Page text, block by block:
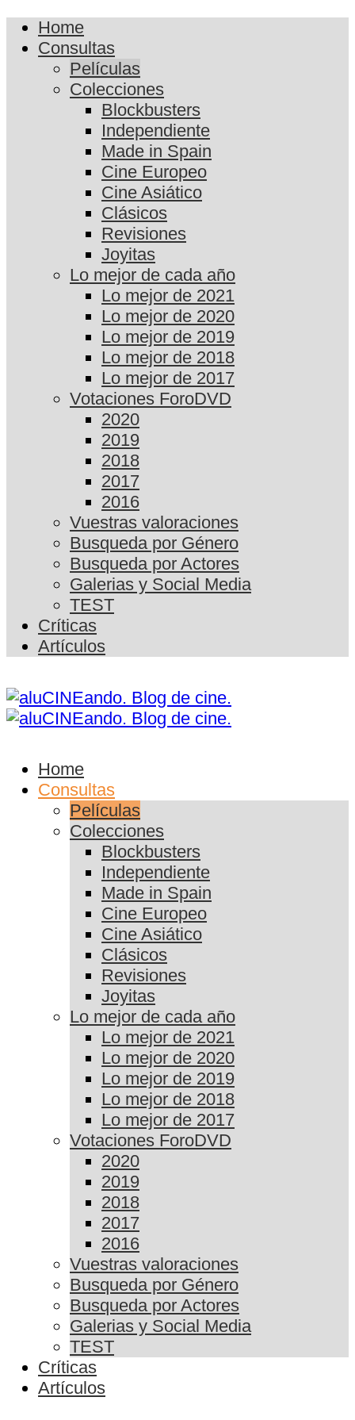
Home
Consultas
Películas
Colecciones
Blockbusters
Independiente
Made in Spain
Cine Europeo
Cine Asiático
Clásicos
Revisiones
Joyitas
Lo mejor de cada año
Lo mejor de 2021
Lo mejor de 2020
Lo mejor de 2019
Lo mejor de 2018
Lo mejor de 2017
Votaciones ForoDVD
2020
2019
2018
2017
2016
Vuestras valoraciones
Busqueda por Género
Busqueda por Actores
Galerias y Social Media
TEST
Críticas
Artículos
Home
Consultas
Películas
Colecciones
Blockbusters
Independiente
Made in Spain
Cine Europeo
Cine Asiático
Clásicos
Revisiones
Joyitas
Lo mejor de cada año
Lo mejor de 2021
Lo mejor de 2020
Lo mejor de 2019
Lo mejor de 2018
Lo mejor de 2017
Votaciones ForoDVD
2020
2019
2018
2017
2016
Vuestras valoraciones
Busqueda por Género
Busqueda por Actores
Galerias y Social Media
TEST
Críticas
Artículos